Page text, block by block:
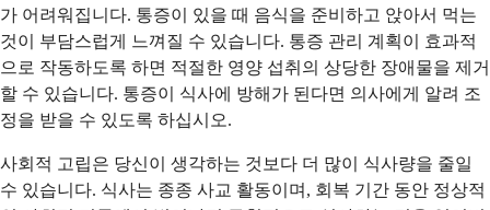
가 어려워집니다. 통증이 있을 때 음식을 준비하고 앉아서 먹는
것이 부담스럽게 느껴질 수 있습니다. 통증 관리 계획이 효과적
으로 작동하도록 하면 적절한 영양 섭취의 상당한 장애물을 제거
할 수 있습니다. 통증이 식사에 방해가 된다면 의사에게 알려 조
정을 받을 수 있도록 하십시오.
사회적 고립은 당신이 생각하는 것보다 더 많이 식사량을 줄일
수 있습니다. 식사는 종종 사교 활동이며, 회복 기간 동안 정상적